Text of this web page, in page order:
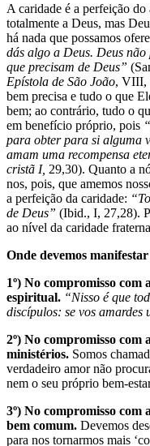
A caridade é a perfeição
totalmente a Deus, mas
há nada que possamos
dás algo a Deus. Deus não
que precisam de Deus”
Epístola de São João, VIII,
bem precisa e tudo o que
bem; ao contrário, tudo o
em benefício próprio, pois
para obter para si alguma
amam uma recompensa
cristã I, 29,30). Quanto a
nos, pois, que amemos
a perfeição da caridade:
de Deus” (Ibid., I, 27,28).
ao nível da caridade
Onde devemos
1º) No compromisso com
espiritual. “Nisso é que
discípulos: se vos amardes
2º) No compromisso com
ministérios. Somos
verdadeiro amor não
nem o seu próprio bem-
3º) No compromisso com
bem comum. Devemos
para nos tornarmos mais